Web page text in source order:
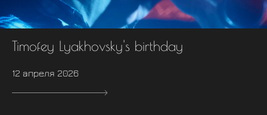
Timofey Lyakhovsky's birthday
12 апреля 2026